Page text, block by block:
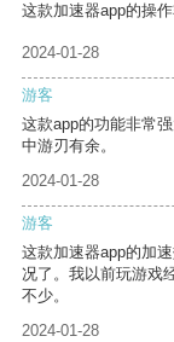
这款加速器app的操
2024-01-28
游客
这款app的功能非常
中游刃有余。
2024-01-28
游客
这款加速器app的加
况了。我以前玩游戏
不少。
2024-01-28